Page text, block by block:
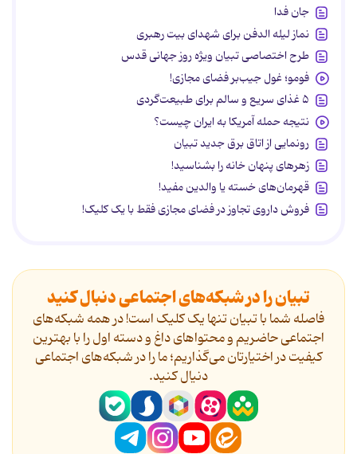
جان فدا
نماز لیله الدفن برای شهدای بیت رهبری
طرح اختصاصی تبیان ویژه روز جهانی قدس
فومو؛ غول جیب‌بر فضای مجازی!
۵ غذای سریع و سالم برای طبیعت‌گردی
نتیجه حمله آمریکا به ایران چیست؟
رونمایی از اتاق برق جدید تبیان
زهرهای پنهان خانه را بشناسید!
قهرمان‌های خسته یا والدین مفید!
فروش داروی تجاوز در فضای مجازی فقط با یک کلیک!
تبیان را در شبکه‌های اجتماعی دنبال کنید
فاصله شما با تبیان تنها یک کلیک است! در همه شبکه‌های
اجتماعی حاضریم و محتواهای داغ و دسته اول را با بهترین
کیفیت در اختیارتان می‌گذاریم؛ ما را در شبکه‌های اجتماعی
دنیال کنید.